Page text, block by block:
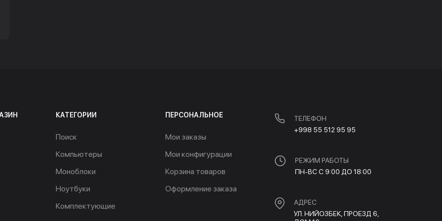
КАТЕГОРИИ
Поиск
Компьютеры
Моноблоки
Ноутбуки
Комплектующие
ПЕРСОНАЛЬНОЕ
Мои заказы
Мои конфигурации
Корзина товаров
Оформление заказа
ТЕЛЕФОН
+998 55 512 95 95
РЕЖИМ РАБОТЫ
ПН-ВС С 9:00 ДО 18:00
АДРЕС
УЛ. НИЙОЗБЕК, ПРОЕЗД 6,